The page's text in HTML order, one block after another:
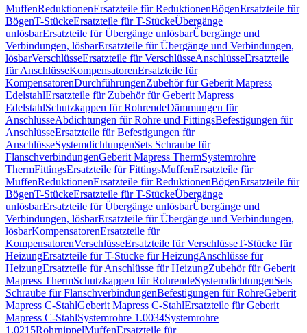
MuffenReduktionenErsatzteile für ReduktionenBögenErsatzteile für
BögenT-StückeErsatzteile für T-StückeÜbergänge
unlösbarErsatzteile für Übergänge unlösbarÜbergänge und
Verbindungen, lösbarErsatzteile für Übergänge und Verbindungen,
lösbarVerschlüsseErsatzteile für VerschlüsseAnschlüsseErsatzteile
für AnschlüsseKompensatorenErsatzteile für
KompensatorenDurchführungenZubehör für Geberit Mapress
EdelstahlErsatzteile für Zubehör für Geberit Mapress
EdelstahlSchutzkappen für RohrendeDämmungen für
AnschlüsseAbdichtungen für Rohre und FittingsBefestigungen für
AnschlüsseErsatzteile für Befestigungen für
AnschlüsseSystemdichtungenSets Schraube für
FlanschverbindungenGeberit Mapress ThermSystemrohre
ThermFittingsErsatzteile für FittingsMuffenErsatzteile für
MuffenReduktionenErsatzteile für ReduktionenBögenErsatzteile für
BögenT-StückeErsatzteile für T-StückeÜbergänge
unlösbarErsatzteile für Übergänge unlösbarÜbergänge und
Verbindungen, lösbarErsatzteile für Übergänge und Verbindungen,
lösbarKompensatorenErsatzteile für
KompensatorenVerschlüsseErsatzteile für VerschlüsseT-Stücke für
HeizungErsatzteile für T-Stücke für HeizungAnschlüsse für
HeizungErsatzteile für Anschlüsse für HeizungZubehör für Geberit
Mapress ThermSchutzkappen für RohrendeSystemdichtungenSets
Schraube für FlanschverbindungenBefestigungen für RohreGeberit
Mapress C-StahlGeberit Mapress C-StahlErsatzteile für Geberit
Mapress C-StahlSystemrohre 1.0034Systemrohre
1.0215RohrnippelMuffenErsatzteile für